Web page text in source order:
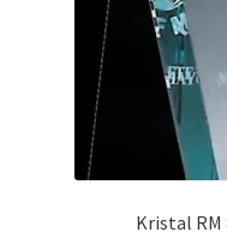
Kristal RM